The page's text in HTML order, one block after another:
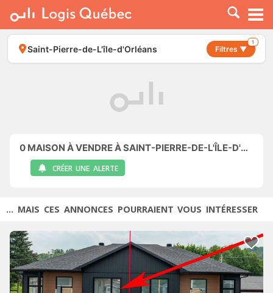
À LOUER
À VENDRE
PLACER UNE ANNONCE
Saint-Pierre-de-L'île-d'Orléans Filtres ▼
1
0 MAISON À VENDRE À SAINT-PIERRE-DE-L'ÎLE-D'ORLÉANS
CRÉER UNE ALERTE
... MAIS CES ANNONCES POURRAIENT VOUS INTÉRESSER